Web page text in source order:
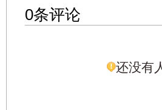
0条评论
还没有